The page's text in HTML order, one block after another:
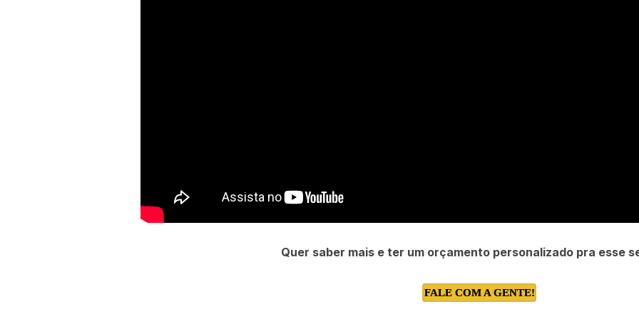
Quer saber mais e ter um orçamento personalizado pra esse
FALE COM A GENTE!